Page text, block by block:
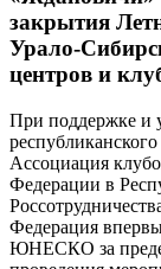
закрытия
Урало-
центров и
При поддержке и
Ассоциация
Федерации в
Федерация
ЮНЕСКО за